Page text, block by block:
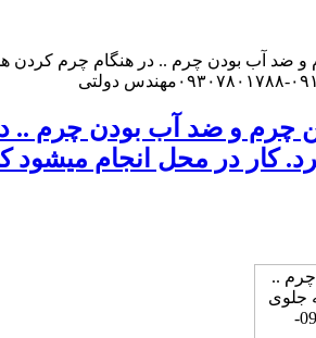
آب بودن چرم .. در هنگام چرم کردن
و ضد آب بودن چرم ..
کار در محل انجام